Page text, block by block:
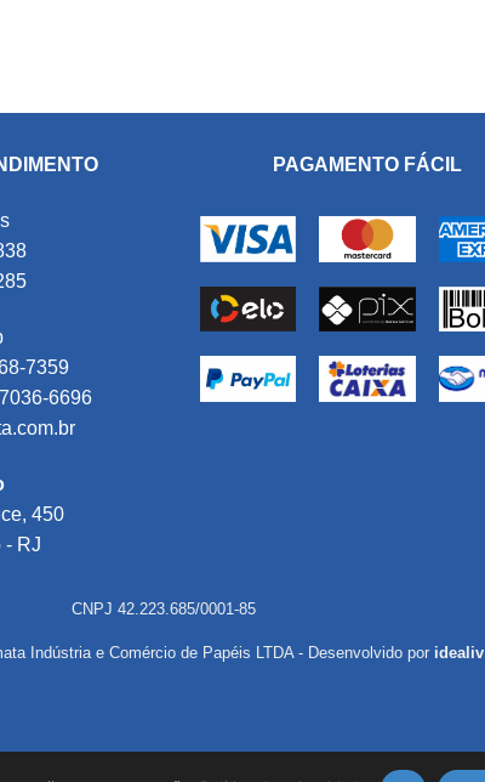
7359
6696
450
- RJ
PAGAMENTO FÁCIL
CNPJ 42.223.685/0001-85
Indústria e Comércio de Papéis LTDA - Desenvolvido por idealiv